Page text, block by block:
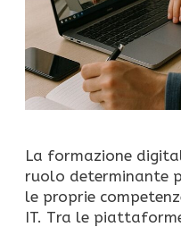
La formazione
ruolo determinante
le proprie
IT. Tra le